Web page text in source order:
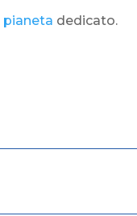
pianeta dedicato.